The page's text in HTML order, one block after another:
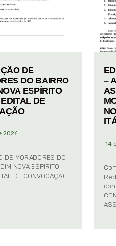
DE
DO BAIRRO
ESPÍRITO
DE
2026
DE MORADORES DO
NOVA ESPÍRITO
DE CONVOCAÇÃO
–
14